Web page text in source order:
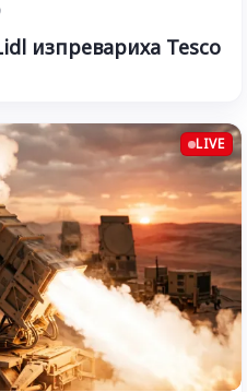
изпревариха Tesco
LIVE